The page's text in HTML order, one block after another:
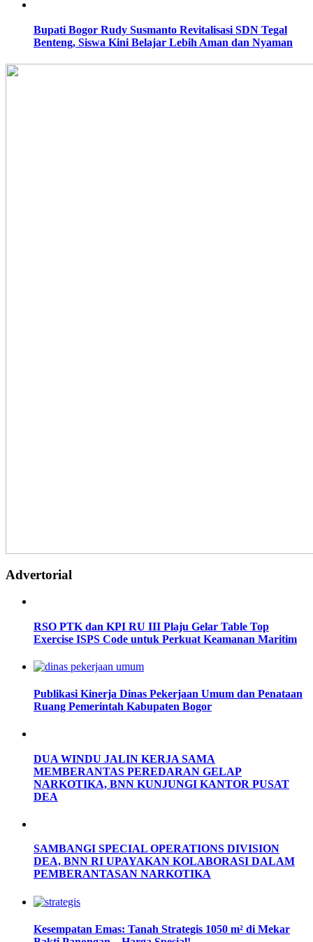
Bupati Bogor Rudy Susmanto Revitalisasi SDN Tegal
Benteng, Siswa Kini Belajar Lebih Aman dan Nyaman
Advertorial
RSO PTK dan KPI RU III Plaju Gelar Table Top
Exercise ISPS Code untuk Perkuat Keamanan Maritim
Publikasi Kinerja Dinas Pekerjaan Umum dan Penataan
Ruang Pemerintah Kabupaten Bogor
DUA WINDU JALIN KERJA SAMA
MEMBERANTAS PEREDARAN GELAP
NARKOTIKA, BNN KUNJUNGI KANTOR PUSAT
DEA
SAMBANGI SPECIAL OPERATIONS DIVISION
DEA, BNN RI UPAYAKAN KOLABORASI DALAM
PEMBERANTASAN NARKOTIKA
Kesempatan Emas: Tanah Strategis 1050 m² di Mekar